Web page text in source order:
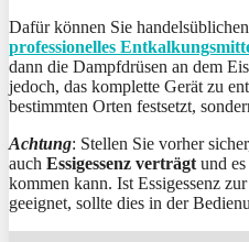
Dafür können Sie
professionelles
dann die Dampfdrüsen an dem
jedoch, das komplette Gerät zu
bestimmten Orten festsetzt,
Achtung: Stellen Sie vorher
auch Essigessenz verträgt und
kommen kann. Ist Essigessenz
geeignet, sollte dies in der